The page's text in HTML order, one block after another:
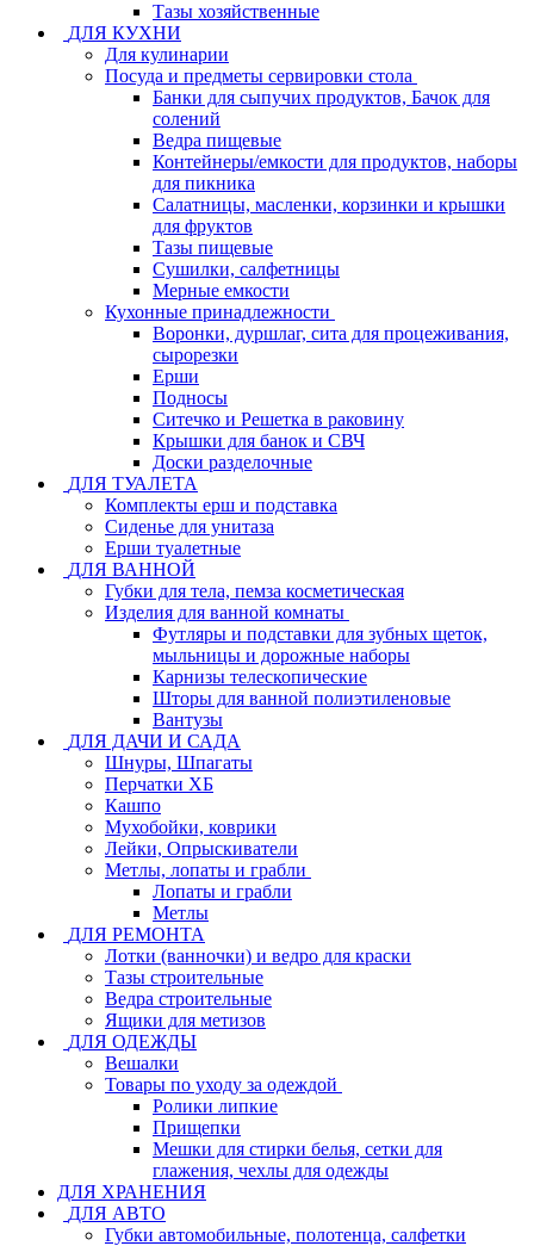
Тазы хозяйственные
ДЛЯ КУХНИ
Для кулинарии
Посуда и предметы сервировки стола
Банки для сыпучих продуктов, Бачок для
солений
Ведра пищевые
Контейнеры/емкости для продуктов, наборы
для пикника
Салатницы, масленки, корзинки и крышки
для фруктов
Тазы пищевые
Сушилки, салфетницы
Мерные емкости
Кухонные принадлежности
Воронки, дуршлаг, сита для процеживания,
сырорезки
Ерши
Подносы
Ситечко и Решетка в раковину
Крышки для банок и СВЧ
Доски разделочные
ДЛЯ ТУАЛЕТА
Комплекты ерш и подставка
Сиденье для унитаза
Ерши туалетные
ДЛЯ ВАННОЙ
Губки для тела, пемза косметическая
Изделия для ванной комнаты
Футляры и подставки для зубных щеток,
мыльницы и дорожные наборы
Карнизы телескопические
Шторы для ванной полиэтиленовые
Вантузы
ДЛЯ ДАЧИ И САДА
Шнуры, Шпагаты
Перчатки ХБ
Кашпо
Мухобойки, коврики
Лейки, Опрыскиватели
Метлы, лопаты и грабли
Лопаты и грабли
Метлы
ДЛЯ РЕМОНТА
Лотки (ванночки) и ведро для краски
Тазы строительные
Ведра строительные
Ящики для метизов
ДЛЯ ОДЕЖДЫ
Вешалки
Товары по уходу за одеждой
Ролики липкие
Прищепки
Мешки для стирки белья, сетки для
глажения, чехлы для одежды
ДЛЯ ХРАНЕНИЯ
ДЛЯ АВТО
Губки автомобильные, полотенца, салфетки